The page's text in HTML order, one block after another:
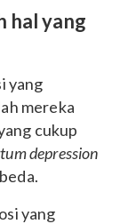
hal yang
yang
mereka
cukup
depression
yang